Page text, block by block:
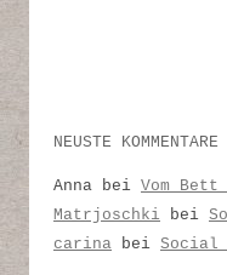
NEUSTE KOMMENTARE
Anna bei Vom
Matrjoschki bei
carina bei Social